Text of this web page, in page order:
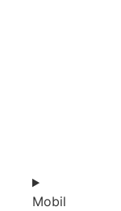
Mobil